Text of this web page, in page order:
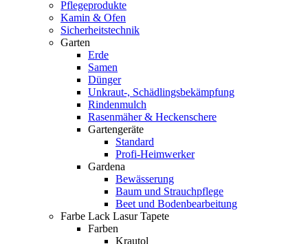
Pflegeprodukte
Kamin & Ofen
Sicherheitstechnik
Garten
Erde
Samen
Dünger
Unkraut-, Schädlingsbekämpfung
Rindenmulch
Rasenmäher & Heckenschere
Gartengeräte
Standard
Profi-Heimwerker
Gardena
Bewässerung
Baum und Strauchpflege
Beet und Bodenbearbeitung
Farbe Lack Lasur Tapete
Farben
Krautol